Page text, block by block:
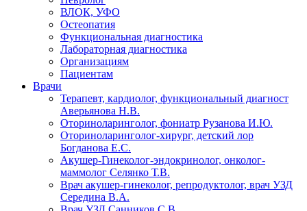
ВЛОК, УФО
Остеопатия
Функциональная диагностика
Лабораторная диагностика
Организациям
Пациентам
Врачи
Терапевт, кардиолог, функциональный диагност
Аверьянова Н.В.
Оториноларинголог, фониатр Рузанова И.Ю.
Оториноларинголог-хирург, детский лор
Богданова Е.С.
Акушер-Гинеколог-эндокринолог, онколог-
маммолог Селянко Т.В.
Врач акушер-гинеколог, репродуктолог, врач УЗД
Середина В.А.